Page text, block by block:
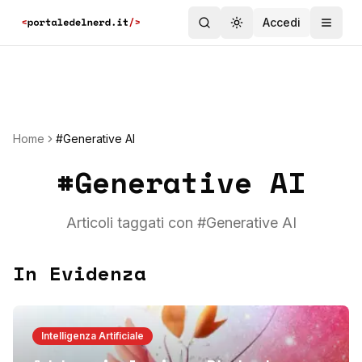
Toggle theme
Accedi
Home #Generative AI
#Generative AI
Articoli taggati con #Generative AI
In Evidenza
Intelligenza Artificiale